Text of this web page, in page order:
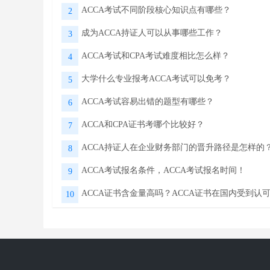
2 ACCA考试不同阶段核心知识点有哪些？
3 成为ACCA持证人可以从事哪些工作？
4 ACCA考试和CPA考试难度相比怎么样？
5 大学什么专业报考ACCA考试可以免考？
6 ACCA考试容易出错的题型有哪些？
7 ACCA和CPA证书考哪个比较好？
8 ACCA持证人在企业财务部门的晋升路径是怎样的
9 ACCA考试报名条件，ACCA考试报名时间！
10 ACCA证书含金量高吗？ACCA证书在国内受到认